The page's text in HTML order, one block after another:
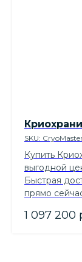
SKU:
Купить
выгодной
Быстрая
прямо
1 097 200